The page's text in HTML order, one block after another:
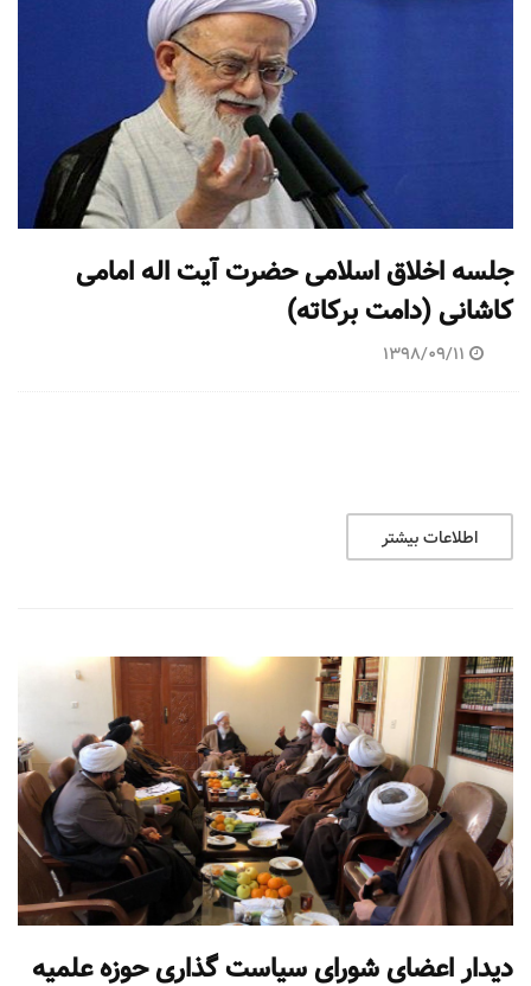
جلسه اخلاق اسلامی حضرت آیت اله امامی
کاشانی (دامت برکاته)
1398/09/11
اطلاعات بیشتر
دیدار اعضای شورای سیاست گذاری حوزه علمیه